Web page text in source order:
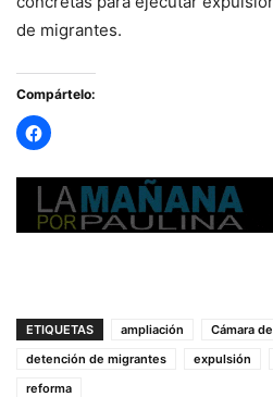
de migrantes.
Compártelo:
ETIQUETAS ampliación Cámara
detención de migrantes
expulsión
reforma